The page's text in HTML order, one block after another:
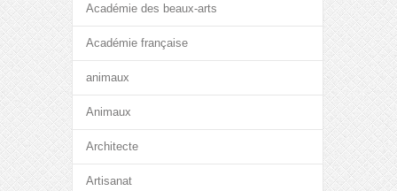
Académie des beaux-arts
Académie française
animaux
Animaux
Architecte
Artisanat